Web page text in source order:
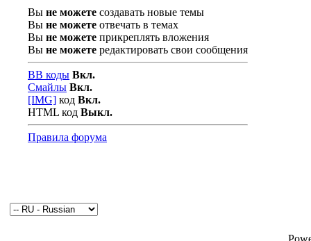
Вы не можете создавать новые темы
Вы не можете отвечать в темах
Вы не можете прикреплять вложения
Вы не можете редактировать свои сообщения
BB коды Вкл.
Смайлы Вкл.
[IMG] код Вкл.
HTML код Выкл.
Правила форума